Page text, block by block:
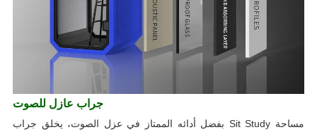
جراب عازل للصوت
Sit Study مساحة